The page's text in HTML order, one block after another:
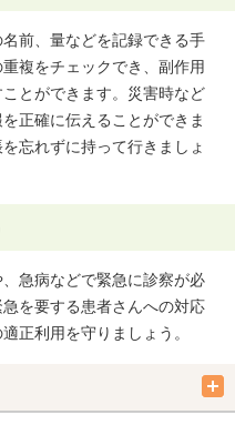
前、量などを記録できる手
複をチェックでき、副作用
とができます。災害時など
正確に伝えることができま
忘れずに持って行きましょ
急病などで緊急に診察が必
を要する患者さんへの対応
正利用を守りましょう。